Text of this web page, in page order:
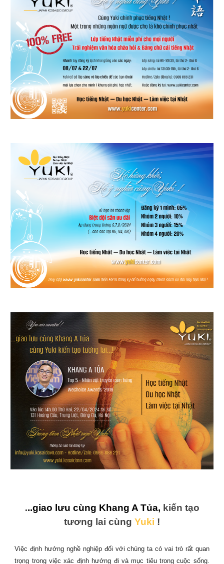
...giao lưu cùng Khang A Tủa, kiến tạo
tương lai cùng Yuki !
Việc định hướng nghề nghiệp đối với chúng ta có vai trò rất quan
trọng trong việc xác định hướng đi và mục tiêu trong cuộc sống.